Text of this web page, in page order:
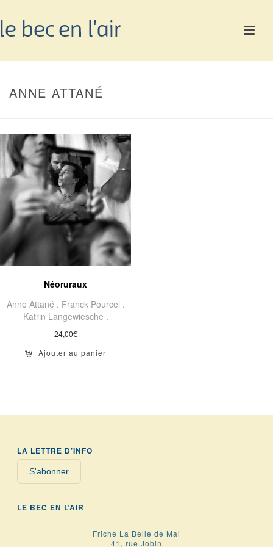
ANNE ATTANÉ
Néoruraux
Anne Attané . Franck Pourcel .
Katrin Langewiesche .
24,00€
Ajouter au panier
LA LETTRE D’INFO
S'abonner
LE BEC EN L’AIR
Friche La Belle de Mai
41, rue Jobin